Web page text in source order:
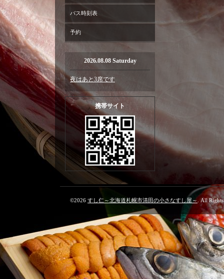
バス時刻表
予約
2026.08.08 Saturday
夜はあと3席です
携帯サイト
©2026 すし仁～北海道札幌市清田の小さなすし屋～ . All